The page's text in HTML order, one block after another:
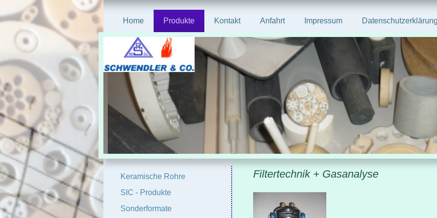
Home Produkte Kontakt Anfahrt Impressum
Filtertechnik + Gasanalyse
Keramische Rohre
SIC - Produkte
Sonderformate